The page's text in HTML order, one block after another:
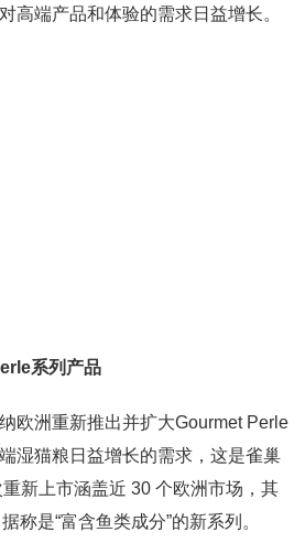
高端产品和体验的需求日益增长。
系列产品
欧洲重新推出并扩大Gourmet Perle
湿猫粮日益增长的需求，这是雀巢
新上市涵盖近 30 个欧洲市场，其
称是“富含鱼类成分”的新系列。